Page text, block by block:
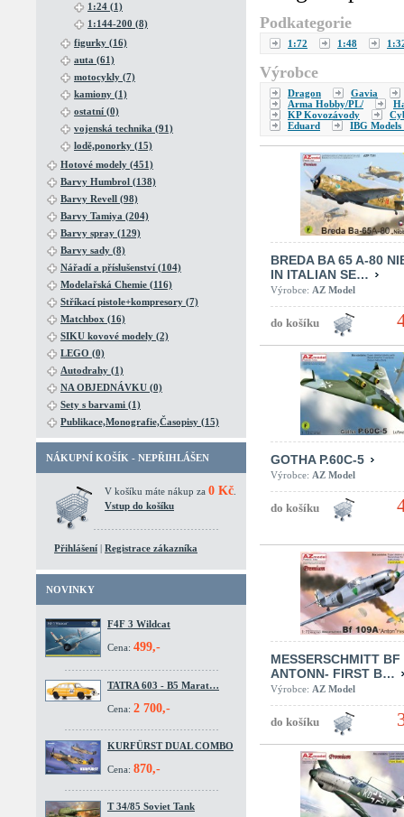
1:24 (1)
1:144-200 (8)
figurky (16)
auta (61)
motocykly (7)
kamiony (1)
ostatní (0)
vojenská technika (91)
lodě,ponorky (15)
Hotové modely (451)
Barvy Humbrol (138)
Barvy Revell (98)
Barvy Tamiya (204)
Barvy spray (129)
Barvy sady (8)
Nářadí a příslušenství (104)
Modelařská Chemie (116)
Stříkací pistole+kompresory (7)
Matchbox (16)
SIKU kovové modely (2)
LEGO (0)
Autodrahy (1)
NA OBJEDNÁVKU (0)
Sety s barvami (1)
Publikace,Monografie,Časopisy (15)
NÁKUPNÍ KOŠÍK - NEPŘIHLÁŠEN
V košíku máte nákup za 0 Kč
Vstup do košíku
Přihlášení | Registrace zákazníka
NOVINKY
F4F 3 Wildcat
Cena: 499,-
TATRA 603 - B5 Marat…
Cena: 2 700,-
KURFÜRST DUAL COMBO
Cena: 870,-
T 34/85 Soviet Tank
Podkategorie
1:72 1:48
Výrobce
Dragon
Gavia
Arma Hobby/PL/
KP Kovozávody
Eduard
IBG Models
BREDA BA 65 A-80
IN ITALIAN SE…
Výrobce: AZ Model
GOTHA P.60C-5
Výrobce: AZ Model
MESSERSCHMITT
ANTONN- FIRST B…
Výrobce: AZ Model